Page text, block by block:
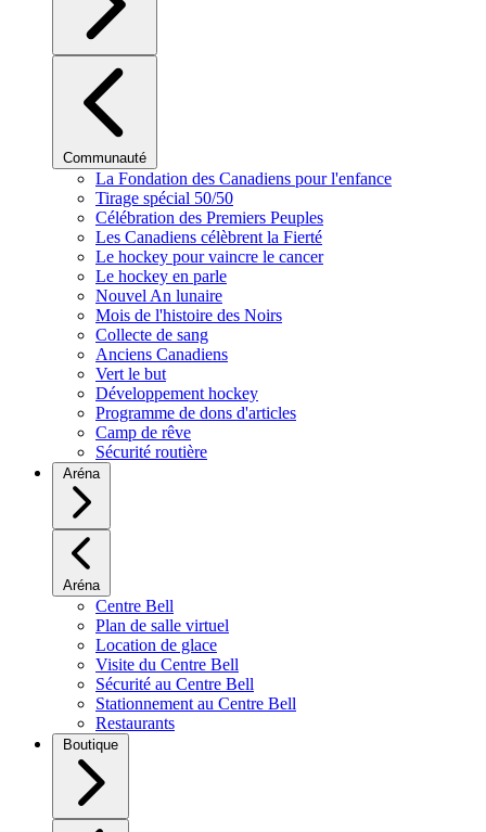
Communauté
La Fondation des Canadiens pour l'enfance
Tirage spécial 50/50
Célébration des Premiers Peuples
Les Canadiens célèbrent la Fierté
Le hockey pour vaincre le cancer
Le hockey en parle
Nouvel An lunaire
Mois de l'histoire des Noirs
Collecte de sang
Anciens Canadiens
Vert le but
Développement hockey
Programme de dons d'articles
Camp de rêve
Sécurité routière
Aréna
Aréna
Centre Bell
Plan de salle virtuel
Location de glace
Visite du Centre Bell
Sécurité au Centre Bell
Stationnement au Centre Bell
Restaurants
Boutique